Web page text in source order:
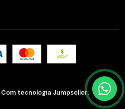
Com tecnologia Jumpseller.